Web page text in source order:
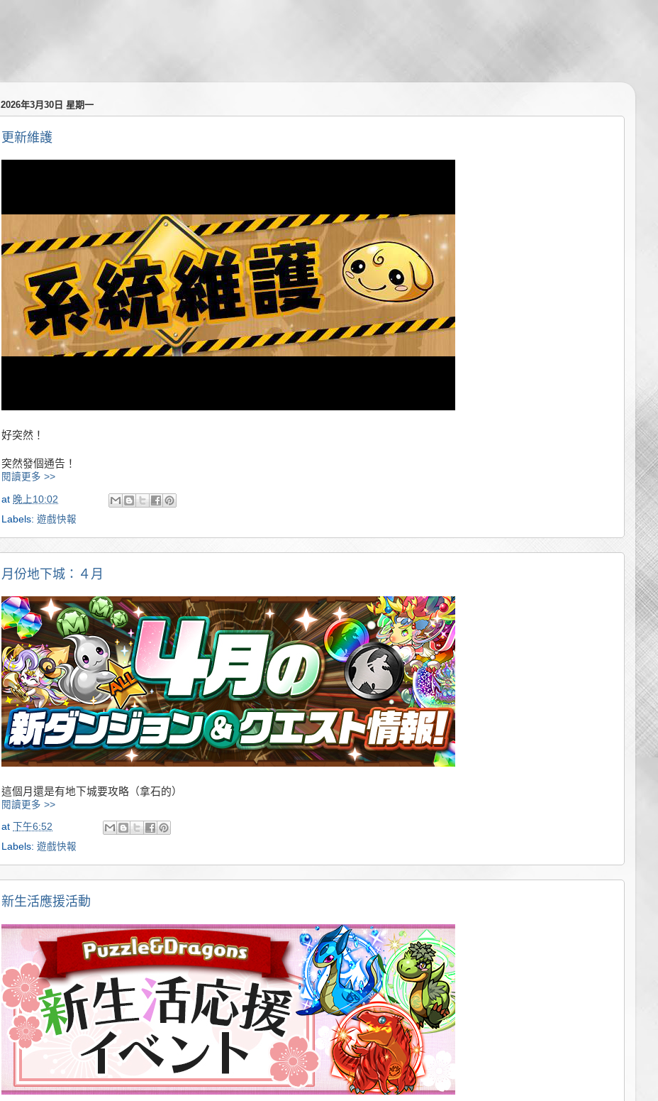
2026年3月30日 星期一
更新維護
好突然！
突然發個通告！
閱讀更多 >>
at 晚上10:02
Labels: 遊戲快報
月份地下城：４月
這個月還是有地下城要攻略（拿石的）
閱讀更多 >>
at
下午6:52
Labels: 遊戲快報
新生活應援活動